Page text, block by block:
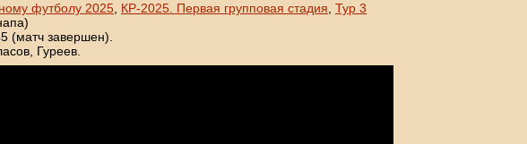
футболу 2025 КР-2025. Первая групповая стадия Тур 3
(матч завершен).
Гуреев.